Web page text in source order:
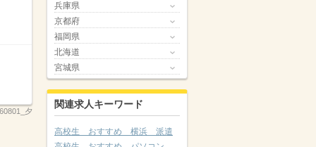
夕
兵庫県
京都府
福岡県
北海道
宮城県
関連求人キーワード
高校生 おすすめ 横浜 派遣